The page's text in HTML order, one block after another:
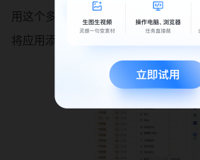
用这个多维表格（🔗 批量化运营模板
将应用添加到base中，并且给一个可